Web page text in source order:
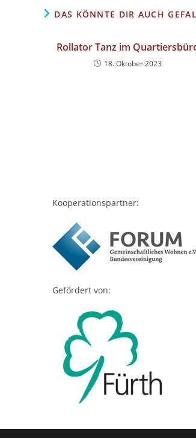
DAS KÖNNTE DIR AUCH
Rollator Tanz im
18. Oktober 2023
Kooperationspartner:
Gefördert von: